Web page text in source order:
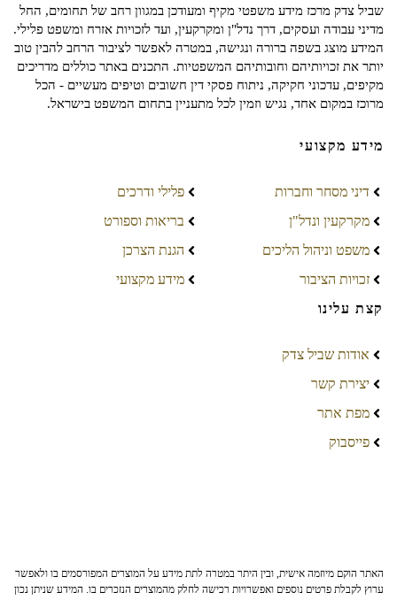
שביל צדק מרכז מידע משפטי מקיף ומעודכן במגוון רחב של תחומים, החל
מדיני עבודה ועסקים, דרך נדל"ן ומקרקעין, ועד לזכויות אזרח ומשפט פלילי.
המידע מוצג בשפה ברורה ונגישה, במטרה לאפשר לציבור הרחב להבין טוב
יותר את זכויותיהם וחובותיהם המשפטיות. התכנים באתר כוללים מדריכים
מקיפים, עדכוני חקיקה, ניתוח פסקי דין חשובים וטיפים מעשיים - הכל
מרוכז במקום אחד, נגיש וזמין לכל מתעניין בתחום המשפט בישראל.
מידע מקצועי
דיני מסחר וחברות
מקרקעין ונדל"ן
משפט וניהול הליכים
זכויות הציבור
פלילי ודרכים
בריאות וספורט
הגנת הצרכן
מידע מקצועי
קצת עלינו
אודות שביל צדק
יצירת קשר
מפת אתר
פייסבוק
האתר הוקם מיוזמה אישית, ובין היתר במטרה לתת מידע על המוצרים המפורסמים בו ולאפשר
ערוץ לקבלת פרטים נוספים ואפשרויות רכישה לחלק מהמוצרים הנזכרים בו. המידע שניתן נכון